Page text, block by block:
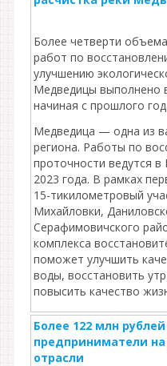
Более четверти
работ по
улучшению
Медведицы выполнено
начиная с прошлого
Медведица — одна из
региона. Работы по
проточности ведутся в
2023 года. В рамках
15-тикилометровый
Михайловки,
Серафимовичского
комплекса
поможет улучшить
воды, восстановить
повысить качество
Более 122 млн
предприниматели
отрасли